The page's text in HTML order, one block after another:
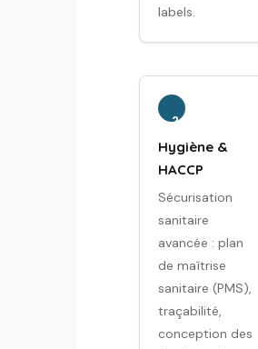
labels.
2
Hygiène &
HACCP
Sécurisation
sanitaire
avancée : plan
de maîtrise
sanitaire (PMS),
traçabilité,
conception des